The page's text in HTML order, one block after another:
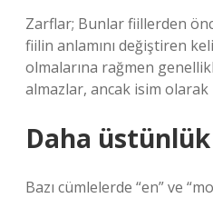
Zarflar; Bunlar fiillerden
fiilin anlamını değiştiren
olmalarına rağmen
almazlar, ancak isim olarak
Daha üstünlük
Bazı cümlelerde “en” ve